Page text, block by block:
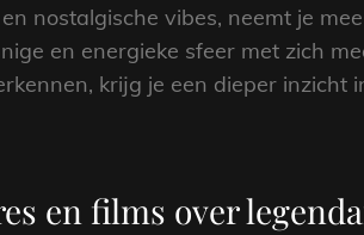
nostalgische vibes, neemt je
en energieke sfeer met zich
krijg je een dieper inzicht
en films over